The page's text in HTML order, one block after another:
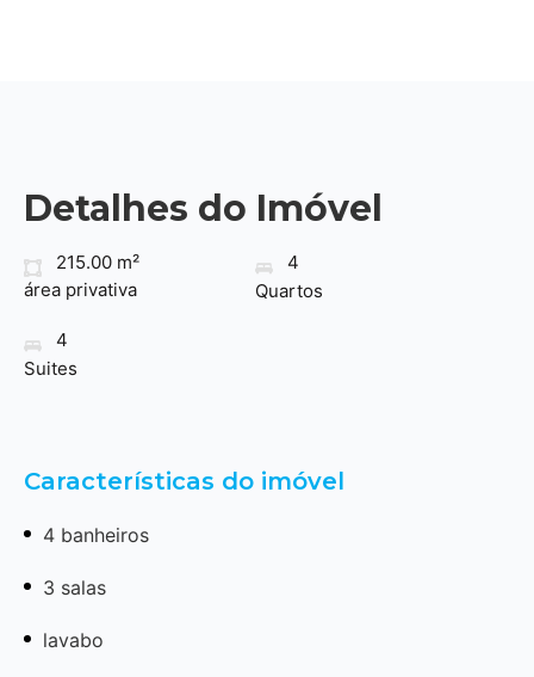
Detalhes do Imóvel
215.00 m²
área privativa
4
Quartos
4
Suites
Características do imóvel
4 banheiros
3 salas
lavabo